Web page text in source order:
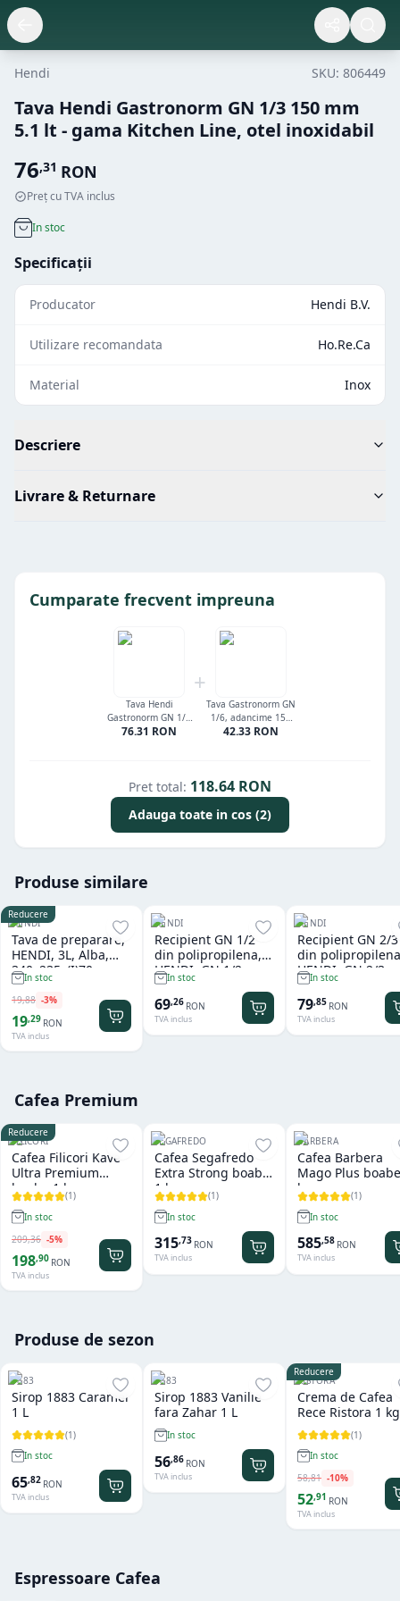
Hendi SKU: 806449
Tava Hendi Gastronorm GN 1/3 150 mm
5.1 lt - gama Kitchen Line, otel inoxidabil
76,31 RON
Preț cu TVA inclus
In stoc
Specificații
Producator Hendi B.V.
Utilizare recomandata Ho.Re.Ca
Material Inox
Descriere
Livrare & Returnare
Cumparate frecvent impreuna
Tava Hendi
Gastronorm GN 1/3
150 mm 5.1 lt -
76.31 RON
+
Tava Gastronorm GN
1/6, adancime 150
mm, 2.4 litri, gama
42.33 RON
Pret total: 118.64 RON
Adauga toate in cos (2)
Produse similare
Reducere
HENDI
Tava de preparare,
HENDI, 3L, Alba,
340x235x(I)70mm,
Dreptunghiulara
In stoc
19,88 -3%
19,29 RON
TVA inclus
HENDI
Recipient GN 1/2
din polipropilena,
HENDI, GN 1/2,
12,5L, Transparent,
325x265x(H)200mm,
Dreptunghiular
In stoc
69,26 RON
TVA inclus
HENDI
Recipient GN 2/3
din
HENDI, GN 2/3,
13,5L,
Dreptunghiular
In stoc
79,85 RON
TVA inclus
Cafea Premium
Reducere
FILICORI
Cafea Filicori Kave
Ultra Premium
boabe 1 kg
(1)
In stoc
209,36 -5%
198,90 RON
TVA inclus
SEGAFREDO
Cafea Segafredo
Extra Strong boabe
1 kg
(1)
In stoc
315,73 RON
TVA inclus
BARBERA
Cafea Barbera
Mago Plus
kg
(1)
In stoc
585,58 RON
TVA inclus
Produse de sezon
1883
Sirop 1883 Caramel
1 L
(1)
In stoc
65,82 RON
TVA inclus
1883
Sirop 1883 Vanilie
fara Zahar 1 L
In stoc
56,86 RON
TVA inclus
Reducere
RISTORA
Crema de Cafea
Rece Ristora 1 kg
(1)
In stoc
58,81 -10%
52,91 RON
TVA inclus
Espressoare Cafea